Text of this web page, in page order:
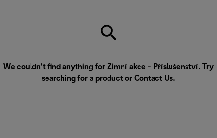
We couldn’t find anything for Zimní akce - Příslušenství. Try
searching for a product or Contact Us.